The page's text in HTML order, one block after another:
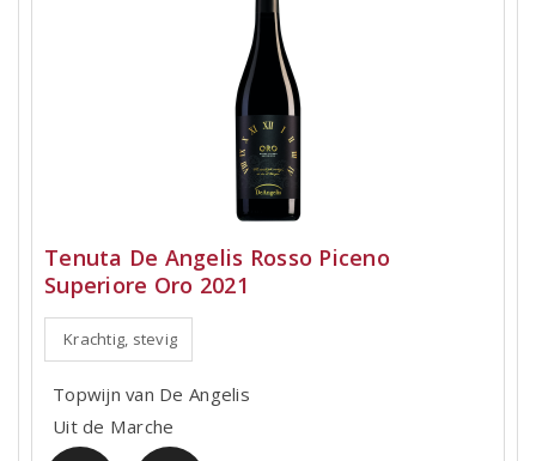
Tenuta De Angelis Rosso Piceno
Superiore Oro 2021
Krachtig, stevig
Topwijn van De Angelis
Uit de Marche